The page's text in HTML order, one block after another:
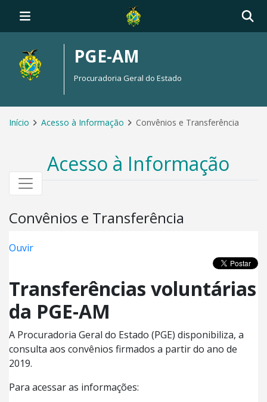
PGE-AM
Procuradoria Geral do Estado
Início Acesso à Informação Convênios e Transferência
Acesso à Informação
Convênios e Transferência
Ouvir
Transferências voluntárias
da PGE-AM
A Procuradoria Geral do Estado (PGE) disponibiliza, a
consulta aos convênios firmados a partir do ano de
2019.
Para acessar as informações: